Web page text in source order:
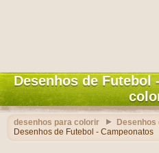
Desenhos de Futebol
desenhos para colorir
Desenhos de Futebol - Campeonatos